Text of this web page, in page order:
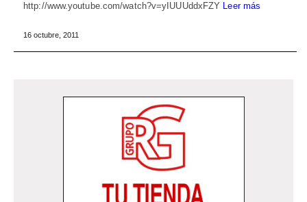
http://www.youtube.com/watch?v=yIUUUddxFZY Leer más
16 octubre, 2011